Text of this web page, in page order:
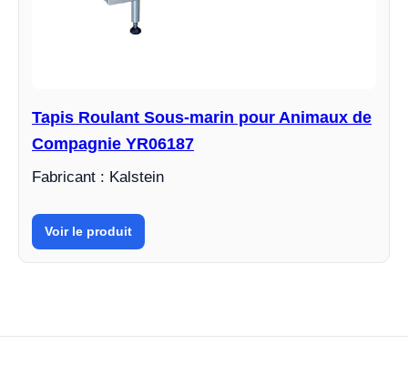
Tapis Roulant Sous-marin pour Animaux de
Compagnie YR06187
Fabricant : Kalstein
Voir le produit